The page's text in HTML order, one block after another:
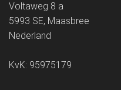
Voltaweg 8 a
5993 SE, Maasbree
Nederland
KvK: 95975179